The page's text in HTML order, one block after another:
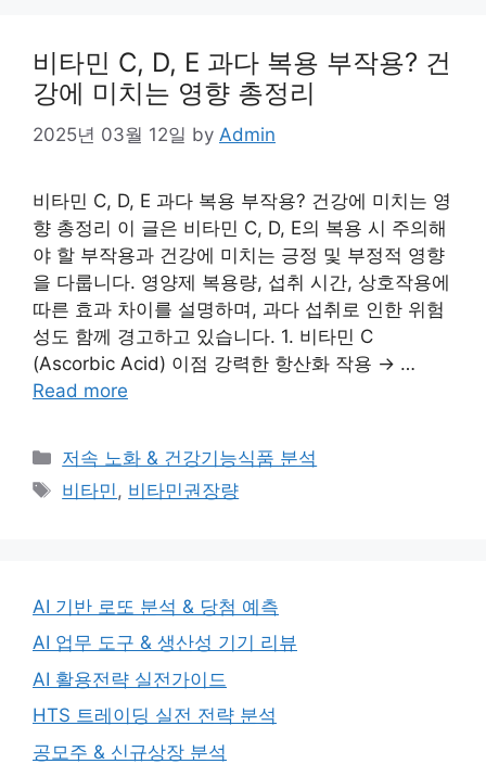
비타민 C, D, E 과다 복용 부작용? 건
강에 미치는 영향 총정리
2025년 03월 12일 by Admin
비타민 C, D, E 과다 복용 부작용? 건강에 미치는 영
향 총정리 이 글은 비타민 C, D, E의 복용 시 주의해
야 할 부작용과 건강에 미치는 긍정 및 부정적 영향
을 다룹니다. 영양제 복용량, 섭취 시간, 상호작용에
따른 효과 차이를 설명하며, 과다 섭취로 인한 위험
성도 함께 경고하고 있습니다. 1. 비타민 C
(Ascorbic Acid) 이점 강력한 항산화 작용 → …
Read more
Categories
저속 노화 & 건강기능식품 분석
Tags
비타민 , 비타민권장량
AI 기반 로또 분석 & 당첨 예측
AI 업무 도구 & 생산성 기기 리뷰
AI 활용전략 실전가이드
HTS 트레이딩 실전 전략 분석
공모주 & 신규상장 분석